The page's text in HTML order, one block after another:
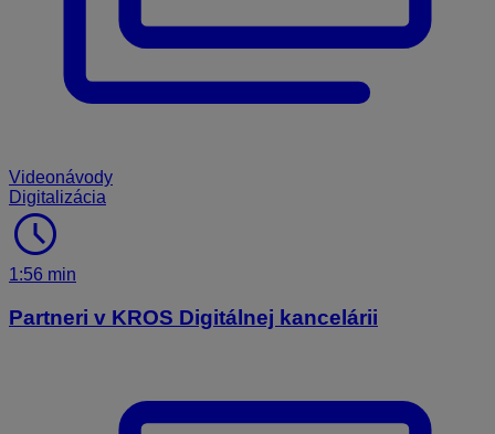
Videonávody
Digitalizácia
schedule
1:56 min
Partneri v KROS Digitálnej kancelárii